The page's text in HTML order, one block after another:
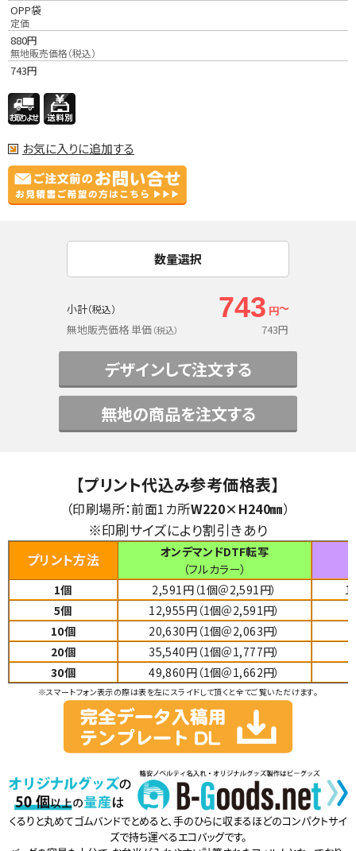
OPP袋
定価
880円
無地販売価格（税込）
743円
お気に入りに追加する
数量選択
小計（税込） 743 円～
無地販売価格 単価（税込） 743円
デザインして注文する
無地の商品を注文する
【プリント代込み参考価格表】
（印刷場所：前面1カ所W220×H240㎜）
※印刷サイズにより割引きあり
プリント方法
オンデマンドDTF転写
（フルカラー）
1個 2,591円（1個＠2,591円）
5個
12,955円（1個＠2,591円）
10個
20,630円（1個＠2,063円）
20個
35,540円（1個＠1,777円）
30個
49,860円 （1個＠1,662円）
※スマートフォン表示の際は表を左にスライドして頂くと全てご覧いただけます。
くるりと丸めてゴムバンドでとめると、手のひらに収まるほどのコンパクトサイ
ズで持ち運べるエコバッグです。